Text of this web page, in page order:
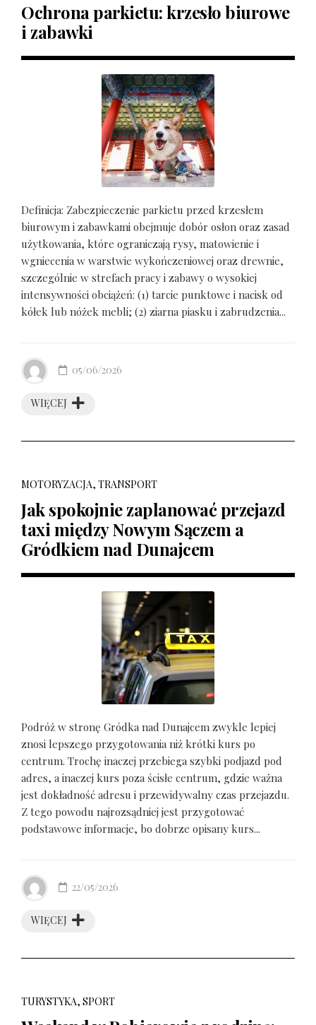
Ochrona parkietu: krzesło biurowe
i zabawki
Definicja: Zabezpieczenie parkietu przed krzesłem
biurowym i zabawkami obejmuje dobór osłon oraz zasad
użytkowania, które ograniczają rysy, matowienie i
wgniecenia w warstwie wykończeniowej oraz drewnie,
szczególnie w strefach pracy i zabawy o wysokiej
intensywności obciążeń: (1) tarcie punktowe i nacisk od
kółek lub nóżek mebli; (2) ziarna piasku i zabrudzenia...
WIĘCEJ
05/06/2026
MOTORYZACJA, TRANSPORT
Jak spokojnie zaplanować przejazd
taxi między Nowym Sączem a
Gródkiem nad Dunajcem
Podróż w stronę Gródka nad Dunajcem zwykle lepiej
znosi lepszego przygotowania niż krótki kurs po
centrum. Trochę inaczej przebiega szybki podjazd pod
adres, a inaczej kurs poza ścisłe centrum, gdzie ważna
jest dokładność adresu i przewidywalny czas przejazdu.
Z tego powodu najrozsądniej jest przygotować
podstawowe informacje, bo dobrze opisany kurs...
WIĘCEJ
22/05/2026
TURYSTYKA, SPORT